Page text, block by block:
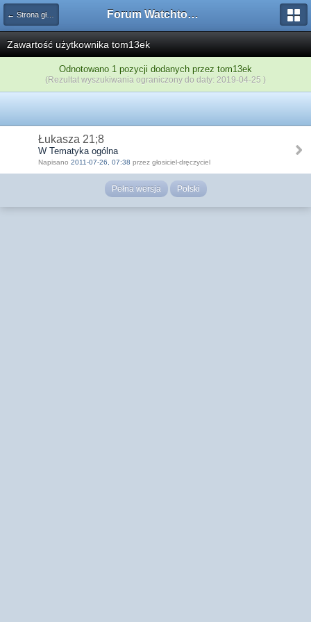
← Strona główna Forum Watchtower
Zawartość użytkownika tom13ek
Odnotowano 1 pozycji dodanych przez tom13ek
(Rezultat wyszukiwania ograniczony do daty: 2019-04-25 )
Łukasza 21;8
W Tematyka ogólna
Napisano 2011-07-26, 07:38 przez głosiciel-dręczyciel
Pełna wersja Polski